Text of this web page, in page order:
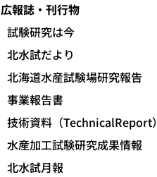
広報誌・刊行物
試験研究は今
北水試だより
北海道水産試験場研究報告
事業報告書
技術資料（TechnicalReport）
水産加工試験研究成果情報
北水試月報